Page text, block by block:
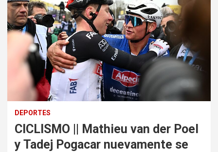
DEPORTES
CICLISMO || Mathieu van der Poel
y Tadej Pogacar nuevamente se